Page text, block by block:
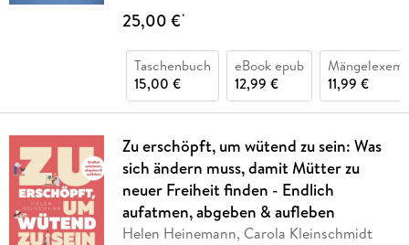
25,00 €*
Taschenbuch
15,00 €
eBook epub
12,99 €
11,99 €
Zu erschöpft, um wütend zu sein: Was
sich ändern muss, damit Mütter zu
neuer Freiheit finden - Endlich
aufatmen, abgeben & aufleben
Helen Heinemann, Carola Kleinschmidt